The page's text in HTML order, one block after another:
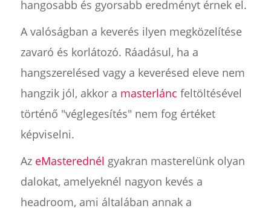
hangosabb és gyorsabb eredményt érnek el.
A valóságban a keverés ilyen megközelítése
zavaró és korlátozó. Ráadásul, ha a
hangszerelésed vagy a keverésed eleve nem
hangzik jól, akkor a masterlánc feltöltésével
történő "véglegesítés" nem fog értéket
képviselni.
Az eMasterednél gyakran masterelünk olyan
dalokat, amelyeknél nagyon kevés a
headroom, ami általában annak a